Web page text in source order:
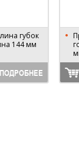
губок
144 мм
ПОДРОБНЕЕ